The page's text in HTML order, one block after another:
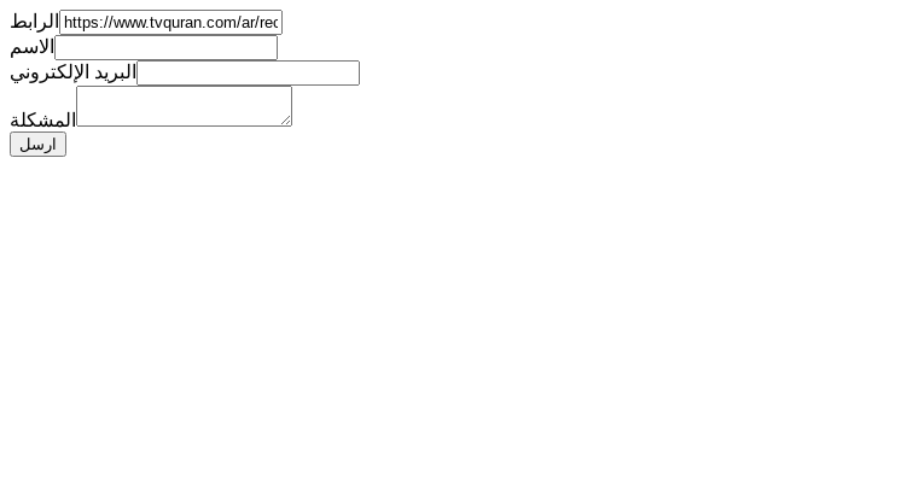
الرابط
الاسم
البريد الإلكتروني
المشكلة
ارسل